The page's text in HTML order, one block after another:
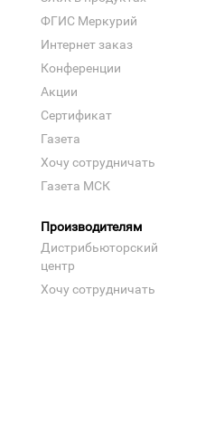
ФГИС Меркурий
Интернет заказ
Конференции
Акции
Сертификат
Газета
Хочу сотрудничать
Газета МСК
Производителям
Дистрибьюторский
центр
Хочу сотрудничать